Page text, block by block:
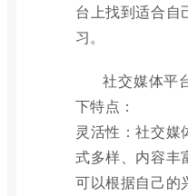
台上找到适合自
习。
社交媒体平
下特点：
灵活性：社交媒
式多样、内容丰
可以根据自己的